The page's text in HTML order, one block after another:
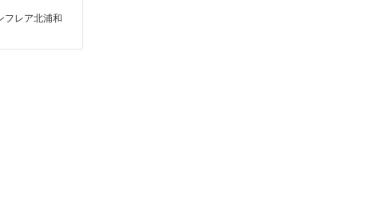
フレア北浦和